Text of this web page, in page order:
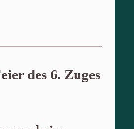
des 6. Zuges